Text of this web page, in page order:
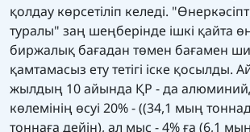
қолдау көрсетіліп келеді.
туралы" заң шеңберінде ішкі қайта
биржалық бағадан төмен бағамен
қамтамасыз ету тетігі іске қосылды.
жылдың 10 айында ҚР - да
көлемінің өсуі 20% - ((34,1 мың
тоннаға дейін), ал мыс - 4% ға (6,1